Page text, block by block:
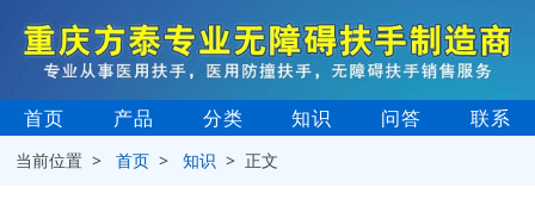
首页 产品 分类 知识 问答 联系
当前位置 >首页 >知识 > 正文